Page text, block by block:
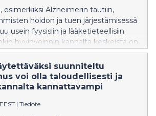
esimerkiksi Alzheimerin tautiin,
hoidon ja tuen järjestämisessä
usein fyysisiin ja lääketieteellisiin
hyvinvoinnin kannalta keskeistä on
tarpeet, kuten
yhteenkuuluvuuden ja
joihin etenevä sairaus voi
suunniteltu
voi olla taloudellisesti ja
kannattavampi
| Tiedote